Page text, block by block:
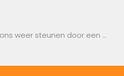
weer steunen door een …